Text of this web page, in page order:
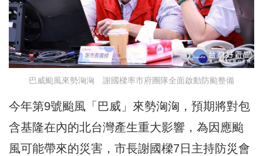
巴威颱風來勢洶洶 謝國樑率市府團隊全面啟動防颱整備
今年第9號颱風「巴威」來勢洶洶，預期將對包
含基隆在內的北台灣產生重大影響，為因應颱
風可能帶來的災害，市長謝國樑7日主持防災會